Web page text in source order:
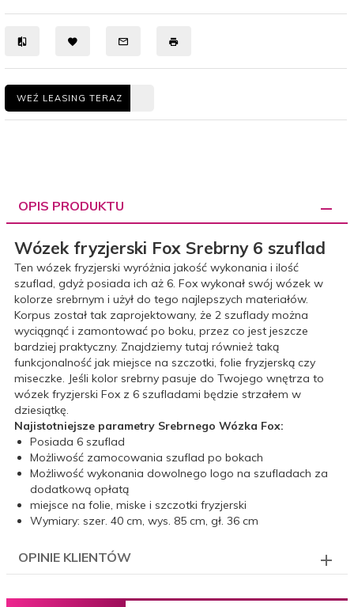
WEŹ LEASING TERAZ
OPIS PRODUKTU
Wózek fryzjerski Fox Srebrny 6 szuflad
Ten wózek fryzjerski wyróżnia jakość wykonania i ilość
szuflad, gdyż posiada ich aż 6. Fox wykonał swój wózek w
kolorze srebrnym i użył do tego najlepszych materiałów.
Korpus został tak zaprojektowany, że 2 szuflady można
wyciągnąć i zamontować po boku, przez co jest jeszcze
bardziej praktyczny. Znajdziemy tutaj również taką
funkcjonalność jak miejsce na szczotki, folie fryzjerską czy
miseczke. Jeśli kolor srebrny pasuje do Twojego wnętrza to
wózek fryzjerski Fox z 6 szufladami będzie strzałem w
dziesiątkę.
Najistotniejsze parametry Srebrnego Wózka Fox:
Posiada 6 szuflad
Możliwość zamocowania szuflad po bokach
Możliwość wykonania dowolnego logo na szufladach za
dodatkową opłatą
miejsce na folie, miske i szczotki fryzjerski
Wymiary: szer. 40 cm, wys. 85 cm, gł. 36 cm
OPINIE KLIENTÓW